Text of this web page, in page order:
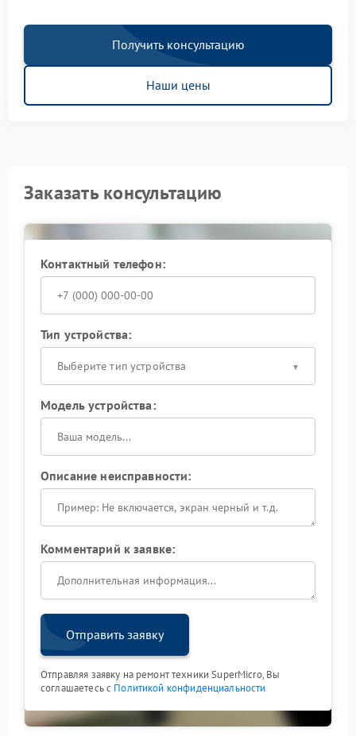
Получить консультацию
Наши цены
Заказать консультацию
Контактный телефон:
Тип устройства:
Выберите тип устройства
Модель устройства:
Описание неисправности:
Комментарий к заявке:
Отправить заявку
Отправляя заявку на ремонт техники SuperMicro, Вы
соглашаетесь с Политикой конфиденциальности